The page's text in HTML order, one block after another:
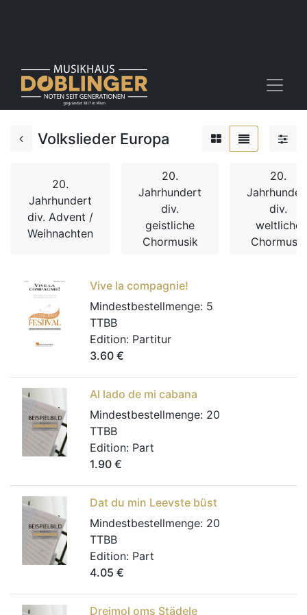
Volkslieder Europa
20.
Jahrhundert
div. Advent /
Weihnachten
20.
Jahrhundert
div.
geistliche
Chormusik
20.
div.
weltliche
Chormusik
Vive la compagnie!
Mindestbestellmenge: 5
TTBB
Edition: Partitur
3.60 €
Al lado de mi cabana
Mindestbestellmenge: 20
TTBB
Edition: Part
1.90 €
Dat du min Leevste büst
Mindestbestellmenge: 20
TTBB
Edition: Part
4.05 €
Dreimol oms Städele